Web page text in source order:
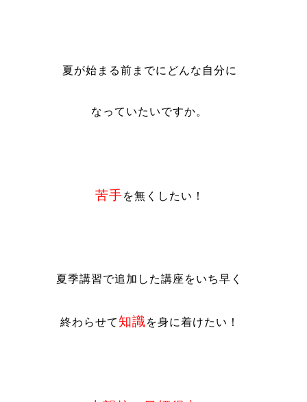
夏が始まる前までにどんな自分に
なっていたいですか。
苦手を無くしたい！
夏季講習で追加した講座をいち早く
終わらせて知識を身に着けたい！